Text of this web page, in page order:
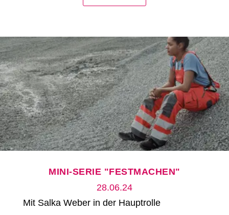
MINI-SERIE "FESTMACHEN"
28.06.24
Mit Salka Weber in der Hauptrolle